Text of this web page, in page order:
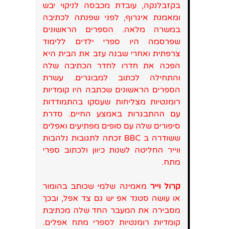
בקזבלנקה, עובדת מכבסה לניקוי יבש
ומאמנת איגרוף, לפני שפנתה לכתיבה
במשרה מלאה. הספרים הראשונים
שפרסמה היו ספרי ילדים ללימוד
צרפתית ואחרי שבנה עזב את הבית היא
הפכה את חדרו לחדר הכתיבה שלה
והתחילה לכתוב למבוגרים. עשרת
הספרים הראשונים שכתבה היו קומדיות
רומנטיות מצליחות שעסקו בהתמודדות
עם ההתבגרות באמצע החיים. סדרת
סיפורים שלה עם סופים מפתיעים ואפלים
ששודרה ב BBC זכתה לתגובות נלהבות
ווייר החליטה לשנות כיוון ולכתוב ספרי
מתח.
קרול וייר מאמינה שלמי שכותב בהומור
או עושה סטנד אפ יש גם צד אפל, ובכך
מסבירה את המעבר החד שלה מכתיבת
קומדיות רומנטיות לספרי מתח אפלים.